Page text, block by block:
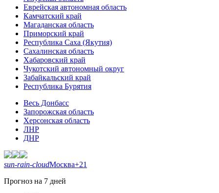
Еврейская автономная область
Камчатский край
Магаданская область
Приморский край
Республика Саха (Якутия)
Сахалинская область
Хабаровский край
Чукотский автономный округ
Забайкальский край
Республика Бурятия
Весь Донбасс
Запорожская область
Херсонская область
ЛНР
ДНР
sun-rain-cloudМосква+21
Прогноз на 7 дней